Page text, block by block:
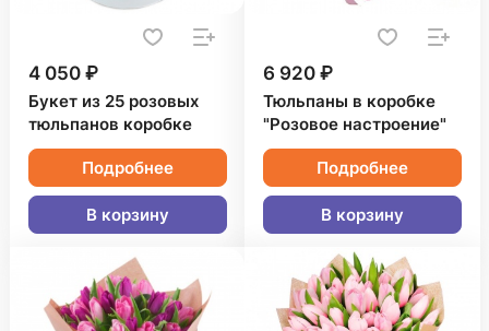
4 050 ₽
Букет из 25 розовых
тюльпанов коробке
Подробнее
В корзину
6 920 ₽
Тюльпаны в коробке
"Розовое настроение"
Подробнее
В корзину